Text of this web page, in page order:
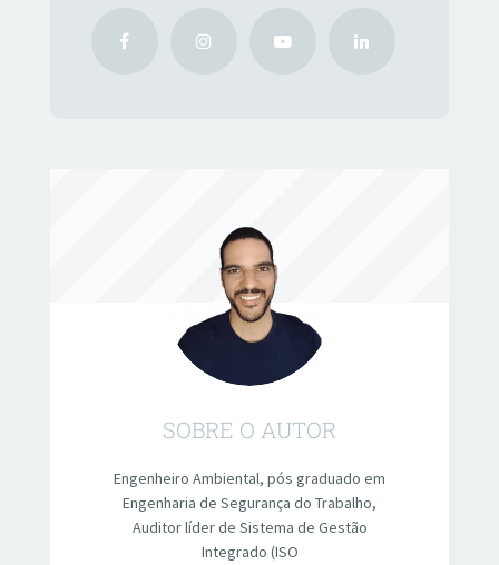
SOBRE O AUTOR
Engenheiro Ambiental, pós graduado em
Engenharia de Segurança do Trabalho,
Auditor líder de Sistema de Gestão
Integrado (ISO